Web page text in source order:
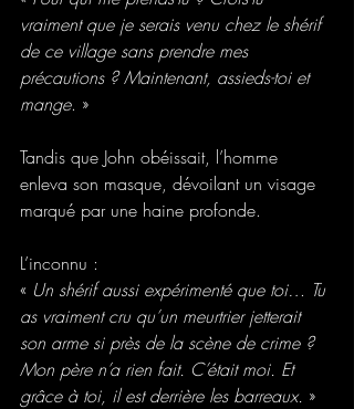
vraiment que je serais venu chez le shérif
de ce village sans prendre mes
précautions ? Maintenant, assieds-toi et
mange. »
Tandis que John obéissait, l’homme
enleva son masque, dévoilant un visage
marqué par une haine profonde.
L’inconnu :
« Un shérif aussi expérimenté que toi… Tu
as vraiment cru qu’un meurtrier jetterait
son arme si près de la scène de crime ?
Mon père n’a rien fait. C’était moi. Et
grâce à toi, il est derrière les barreaux. »